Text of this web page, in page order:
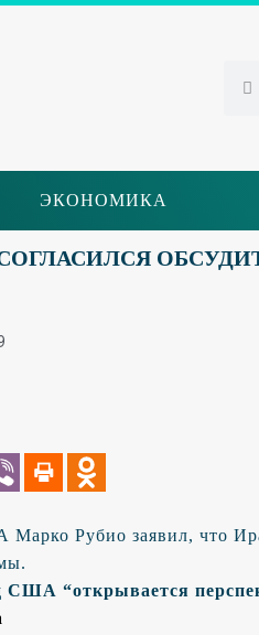
ЭКОНОМИКА
Рубио заявил, что
США “открывается